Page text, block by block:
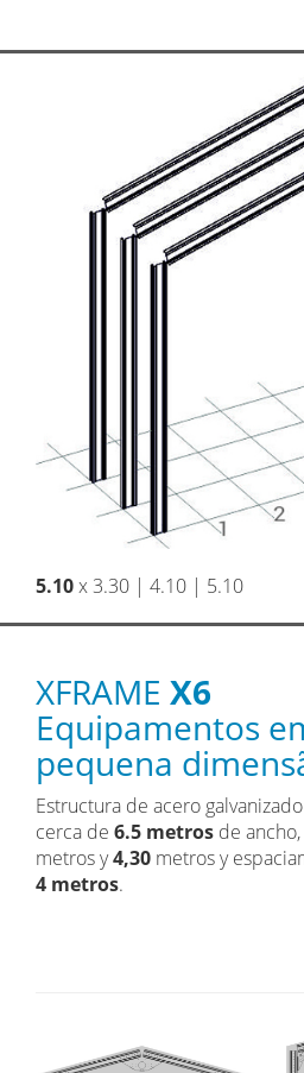
5.10x 3.30 | 4.10 | 5.10
XFRAME X6
Equipamentos
pequena
Estructura de acero
cerca de 6.5 metros de
metros y4,30 metros y
4 metros.